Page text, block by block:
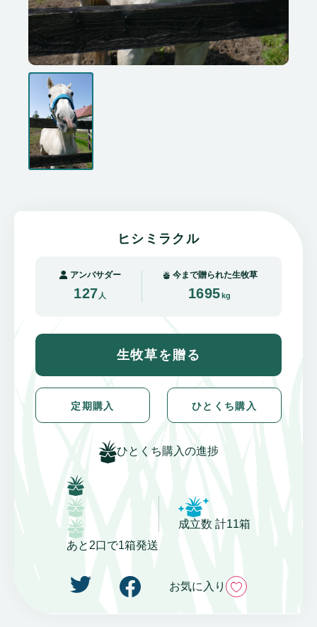
ヒシミラクル
アンバサダー
127 人
今まで贈られた生牧草
1695kg
生牧草を贈る
定期購入 ひとくち購入
ひとくち購入の進捗
あと2口で1箱発送
成立数 計11箱
お気に入り